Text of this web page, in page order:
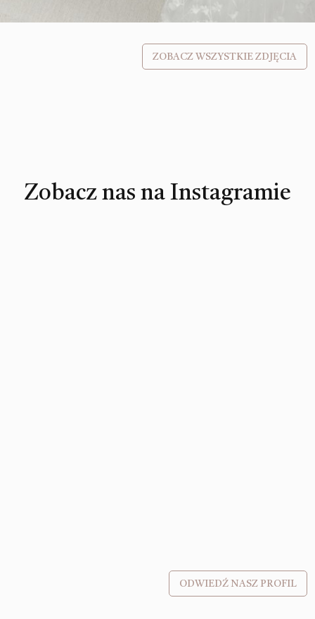
ZOBACZ WSZYSTKIE ZDJĘCIA
Zobacz nas na Instagramie
ODWIEDŹ NASZ PROFIL